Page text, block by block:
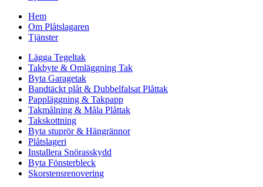
Hem
Om Plåtslagaren
Tjänster
Lägga Tegeltak
Takbyte & Omläggning Tak
Byta Garagetak
Bandtäckt plåt & Dubbelfalsat Plåttak
Pappläggning & Takpapp
Takmålning & Måla Plåttak
Takskottning
Byta stuprör & Hängrännor
Plåtslageri
Installera Snörasskydd
Byta Fönsterbleck
Skorstensrenovering